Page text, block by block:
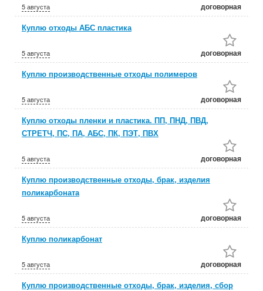
5 августа договорная
Куплю отходы АБС пластика
5 августа договорная
Куплю производственные отходы полимеров
5 августа договорная
Куплю отходы пленки и пластика. ПП, ПНД, ПВД,
СТРЕТЧ, ПС, ПА, АБС, ПК, ПЭТ, ПВХ
5 августа договорная
Куплю производственные отходы, брак, изделия
поликарбоната
5 августа договорная
Куплю поликарбонат
5 августа договорная
Куплю производственные отходы, брак, изделия, сбор